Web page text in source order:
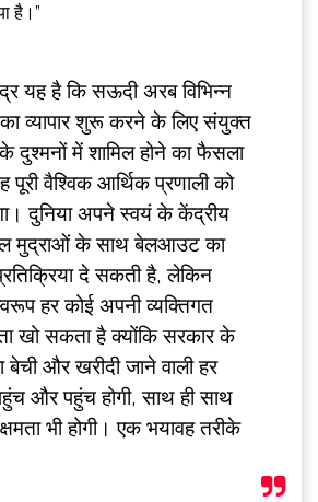
है।”
यह है कि सऊदी अरब विभिन्न
व्यापार शुरू करने के लिए संयुक्त
दुश्मनों में शामिल होने का फैसला
वैश्विक आर्थिक प्रणाली को
दुनिया अपने स्वयं के केंद्रीय
मुद्राओं के साथ बेलआउट का
दे सकती है, लेकिन
हर कोई अपनी व्यक्तिगत
खो सकता है क्योंकि सरकार के
बेची और खरीदी जाने वाली हर
और पहुंच होगी, साथ ही साथ
भी होगी। एक भयावह तरीके